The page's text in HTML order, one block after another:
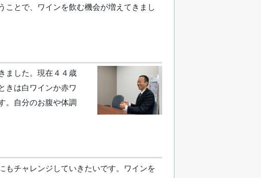
ことで、ワインを飲む機会が増えてきまし
ました。現在４４歳
きは白ワインか赤ワ
。自分のお腹や体調
もチャレンジしていきたいです。ワインを